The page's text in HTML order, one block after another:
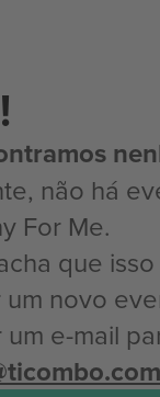
não há
For Me.
que
novo
e-mail